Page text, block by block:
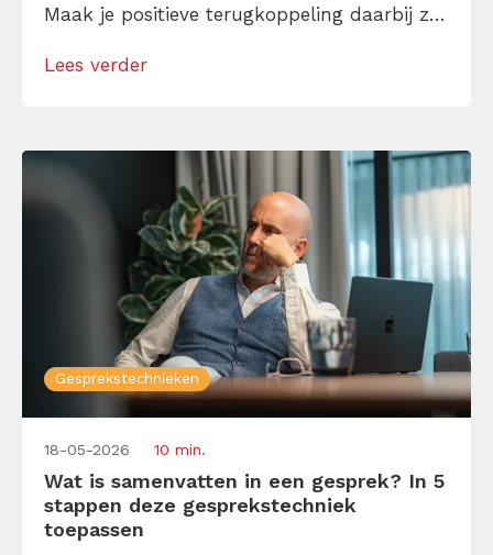
Maak je positieve terugkoppeling daarbij zo
kost één woordje: ‘maar…’. Leer hier 125
Lees verder
Gesprekstechnieken
18-05-2026 10 min.
Wat is samenvatten in een gesprek? In 5
stappen deze gesprekstechniek
toepassen